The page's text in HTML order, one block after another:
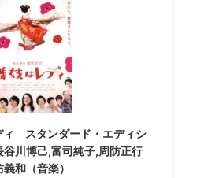
ィ スタンダード・エディシ
谷川博己,富司純子,周防正行
和（音楽）